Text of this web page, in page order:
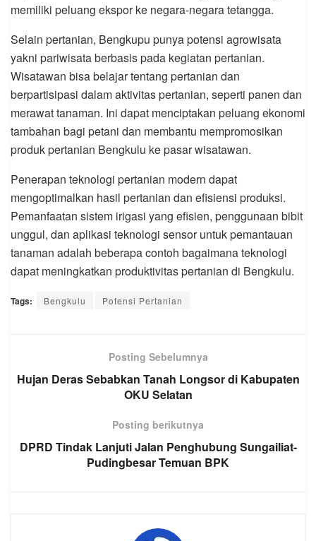
memiliki peluang ekspor ke negara-negara tetangga.
Selain pertanian, Bengkupu punya potensi agrowisata
yakni pariwisata berbasis pada kegiatan pertanian.
Wisatawan bisa belajar tentang pertanian dan
berpartisipasi dalam aktivitas pertanian, seperti panen dan
merawat tanaman. Ini dapat menciptakan peluang ekonomi
tambahan bagi petani dan membantu mempromosikan
produk pertanian Bengkulu ke pasar wisatawan.
Penerapan teknologi pertanian modern dapat
mengoptimalkan hasil pertanian dan efisiensi produksi.
Pemanfaatan sistem irigasi yang efisien, penggunaan bibit
unggul, dan aplikasi teknologi sensor untuk pemantauan
tanaman adalah beberapa contoh bagaimana teknologi
dapat meningkatkan produktivitas pertanian di Bengkulu.
Tags: Bengkulu Potensi Pertanian
Posting Sebelumnya
Hujan Deras Sebabkan Tanah Longsor di Kabupaten
OKU Selatan
Posting berikutnya
DPRD Tindak Lanjuti Jalan Penghubung Sungailiat-
Pudingbesar Temuan BPK